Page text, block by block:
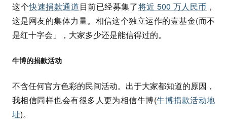
这个快速捐款通道目前已经募集了将近 500 万人民币 ，
这是网友的集体力量。相信这个独立运作的壹基金(而不
是红十字会」，大家多少还是能信得过的。
牛博的捐款活动
不含任何官方色彩的民间活动。出于大家都知道的原因，
我相信同样也会有很多人更为相信牛博(牛博捐款活动地
址)。